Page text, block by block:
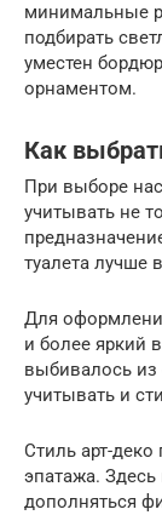
минимальные
подбирать
уместен
орнаментом.
Как
При выборе
учитывать не
туалета лучше
Для
и более яркий
выбивалось из
учитывать и
Стиль арт-деко
эпатажа.
дополняться